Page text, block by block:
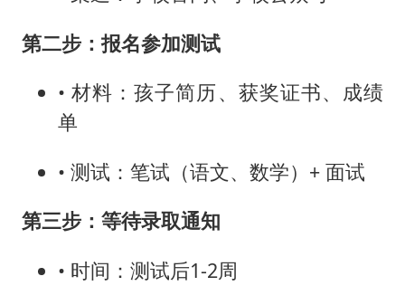
第二步：报名参加测试
• 材料：孩子简历、获奖证书、成绩
单
• 测试：笔试（语文、数学）+ 面试
第三步：等待录取通知
• 时间：测试后1-2周